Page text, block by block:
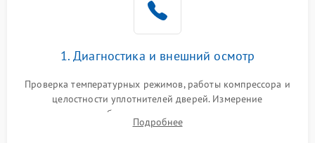
1. Диагностика и внешний осмотр
Проверка температурных режимов, работы компрессора и
целостности уплотнителей дверей. Измерение
сопротивления обмоток мотора, проверка термостата и
считывание кодов ошибок с электронного дисплея.
Подробнее